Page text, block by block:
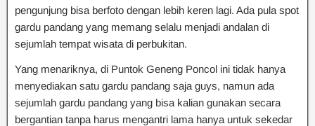
pengunjung bisa berfoto dengan lebih keren lagi. Ada pula spot
gardu pandang yang memang selalu menjadi andalan di
sejumlah tempat wisata di perbukitan.
Yang menariknya, di Puntok Geneng Poncol ini tidak hanya
menyediakan satu gardu pandang saja guys, namun ada
sejumlah gardu pandang yang bisa kalian gunakan secara
bergantian tanpa harus mengantri lama hanya untuk sekedar